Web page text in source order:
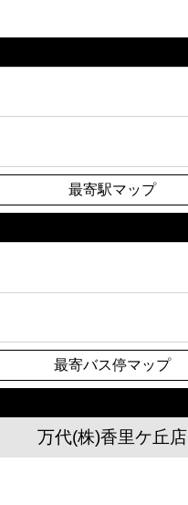
最寄駅マップ
最寄バス停マップ
万代(株)香里ケ丘店